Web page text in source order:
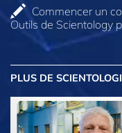
Commencer un
Outils de Scientology
PLUS DE